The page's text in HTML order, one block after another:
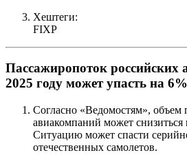
Хештеги:
FIXP
Пассажиропоток российских
2025 году может упасть на 6%
Согласно «Ведомостям», объем
авиакомпаний может снизиться
Ситуацию может спасти
отечественных самолетов.